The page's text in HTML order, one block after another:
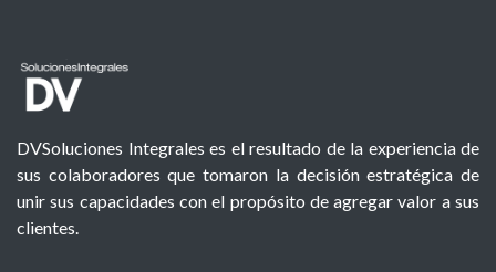
DVSoluciones Integrales es el resultado de la experiencia de
sus colaboradores que tomaron la decisión estratégica de
unir sus capacidades con el propósito de agregar valor a sus
clientes.